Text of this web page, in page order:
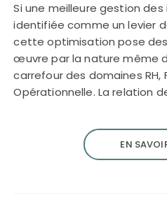
Si une meilleure gestion
identifiée comme un levier
cette optimisation pose
œuvre par la nature même
carrefour des domaines RH,
Opérationnelle. La relation
EN